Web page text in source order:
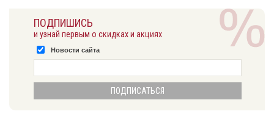
ПОДПИШИСЬ
и узнай первым о скидках и акциях
Новости сайта